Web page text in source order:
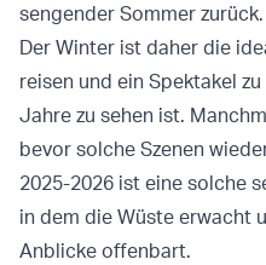
sengender Sommer zurück.
Der Winter ist daher die
reisen und ein Spektakel
Jahre zu sehen ist.
bevor solche Szenen
2025-2026 ist eine solche
in dem die Wüste erwacht
Anblicke offenbart.